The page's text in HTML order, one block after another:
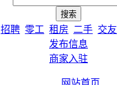
招聘 零工 租房 二手 交友
发布信息
商家入驻
网站首页